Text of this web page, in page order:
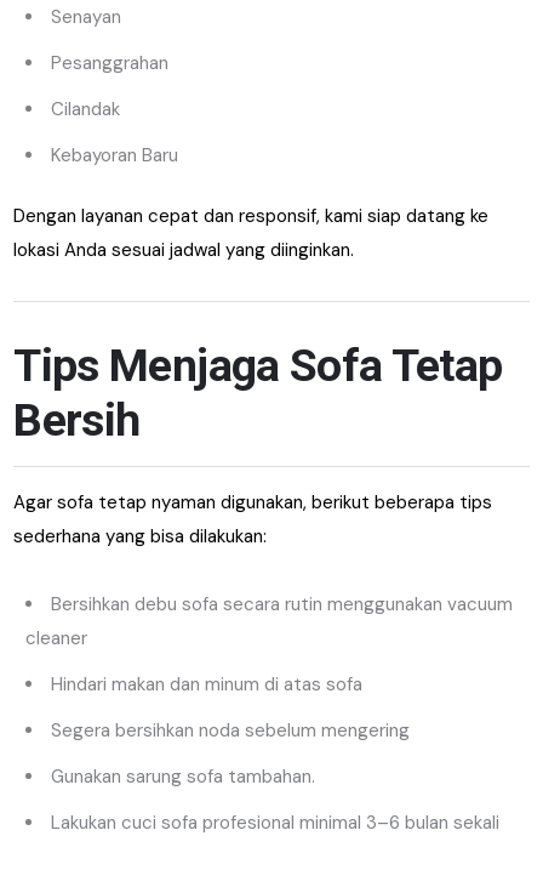
Senayan
Pesanggrahan
Cilandak
Kebayoran Baru
Dengan layanan cepat dan responsif, kami siap datang ke
lokasi Anda sesuai jadwal yang diinginkan.
Tips Menjaga Sofa Tetap
Bersih
Agar sofa tetap nyaman digunakan, berikut beberapa tips
sederhana yang bisa dilakukan:
Bersihkan debu sofa secara rutin menggunakan vacuum
cleaner
Hindari makan dan minum di atas sofa
Segera bersihkan noda sebelum mengering
Gunakan sarung sofa tambahan.
Lakukan cuci sofa profesional minimal 3–6 bulan sekali